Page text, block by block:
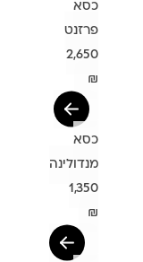
כסא
פרזנט
2,650
₪
כסא
מנדולינה
1,350
₪